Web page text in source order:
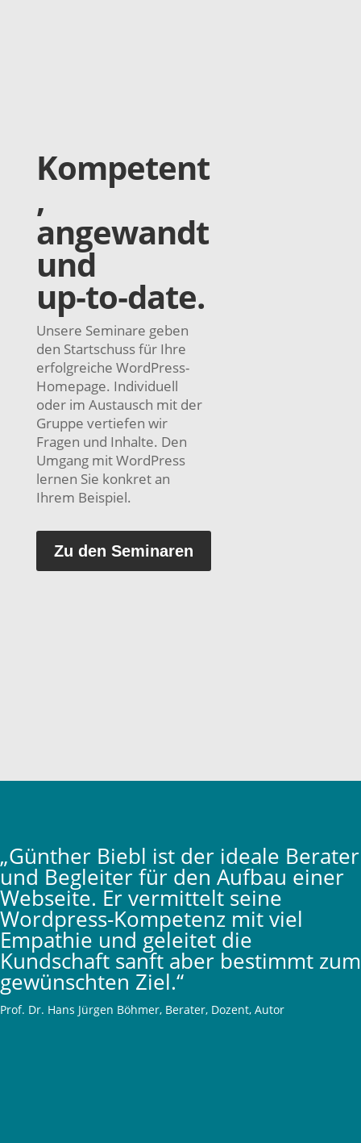
Kompetent
,
angewandt
und
up‑to‑date.
Unsere Seminare geben
den Startschuss für Ihre
erfolgreiche WordPress-
Homepage. Individuell
oder im Austausch mit der
Gruppe vertiefen wir
Fragen und Inhalte. Den
Umgang mit WordPress
lernen Sie konkret an
Ihrem Beispiel.
Zu den Seminaren
„Günther Biebl ist der ideale Berater
und Begleiter für den Aufbau einer
Webseite. Er vermittelt seine
Wordpress-Kompetenz mit viel
Empathie und geleitet die
Kundschaft sanft aber bestimmt zum
gewünschten Ziel.“
Prof. Dr. Hans Jürgen Böhmer, Berater, Dozent, Autor